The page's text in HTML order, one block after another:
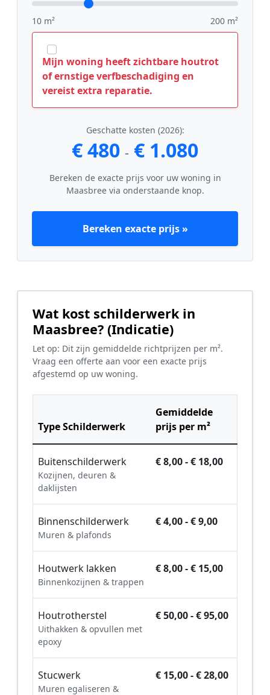
10 m² 200 m²
Mijn woning heeft zichtbare houtrot
of ernstige verfbeschadiging en
vereist extra reparatie.
Geschatte kosten (2026):
€ 480 - € 1.080
Bereken de exacte prijs voor uw woning in
Maasbree via onderstaande knop.
Bereken exacte prijs »
Wat kost schilderwerk in
Maasbree? (Indicatie)
Let op: Dit zijn gemiddelde richtprijzen per m².
Vraag een offerte aan voor een exacte prijs
afgestemd op uw woning.
Type Schilderwerk
Gemiddelde
prijs per m²
Buitenschilderwerk
Kozijnen, deuren &
daklijsten
€ 8,00 - € 18,00
Binnenschilderwerk
Muren & plafonds
€ 4,00 - € 9,00
Houtwerk lakken
Binnenkozijnen & trappen
€ 8,00 - € 15,00
Houtrotherstel
Uithakken & opvullen met
epoxy
€ 50,00 - € 95,00
Stucwerk
Muren egaliseren &
€ 15,00 - € 28,00